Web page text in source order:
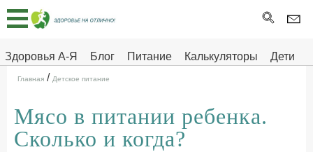
Здоровья А-Я Блог Питание Калькуляторы
Дети
Здоровье на отлично
Главная
Тесты
Про
ДЕТЯМ
Главная / Детское питание
Мясо в питании ребенка.
Сколько и когда?